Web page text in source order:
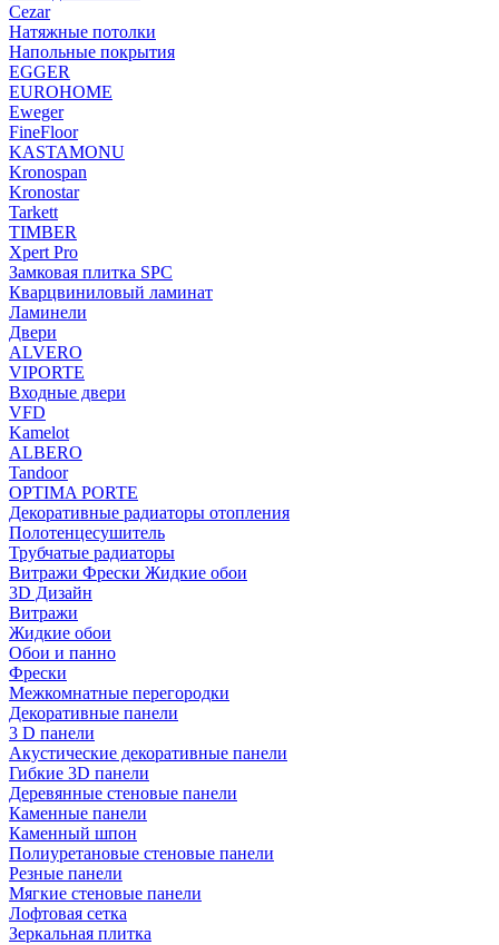
Cezar
Натяжные потолки
Напольные покрытия
EGGER
EUROHOME
Eweger
FineFloor
KASTAMONU
Kronospan
Kronostar
Tarkett
TIMBER
Xpert Pro
Замковая плитка SPC
Кварцвиниловый ламинат
Ламинели
Двери
ALVERO
VIPORTE
Входные двери
VFD
Kamelot
ALBERO
Tandoor
OPTIMA PORTE
Декоративные радиаторы отопления
Полотенцесушитель
Трубчатые радиаторы
Витражи Фрески Жидкие обои
3D Дизайн
Витражи
Жидкие обои
Обои и панно
Фрески
Межкомнатные перегородки
Декоративные панели
3 D панели
Акустические декоративные панели
Гибкие 3D панели
Деревянные стеновые панели
Каменные панели
Каменный шпон
Полиуретановые стеновые панели
Резные панели
Мягкие стеновые панели
Лофтовая сетка
Зеркальная плитка